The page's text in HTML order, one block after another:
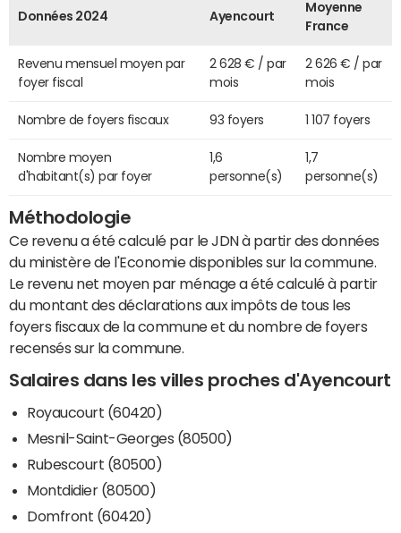
Données 2024 Ayencourt
Moyenne
France
Revenu mensuel moyen par
foyer fiscal
2 628 € / par
mois
2 626 € / par
mois
Nombre de foyers fiscaux 93 foyers 1 107 foyers
Nombre moyen
d'habitant(s) par foyer
1,6
personne(s)
1,7
personne(s)
Méthodologie
Ce revenu a été calculé par le JDN à partir des données
du ministère de l'Economie disponibles sur la commune.
Le revenu net moyen par ménage a été calculé à partir
du montant des déclarations aux impôts de tous les
foyers fiscaux de la commune et du nombre de foyers
recensés sur la commune.
Salaires dans les villes proches d'Ayencourt
Royaucourt (60420)
Mesnil-Saint-Georges (80500)
Rubescourt (80500)
Montdidier (80500)
Domfront (60420)